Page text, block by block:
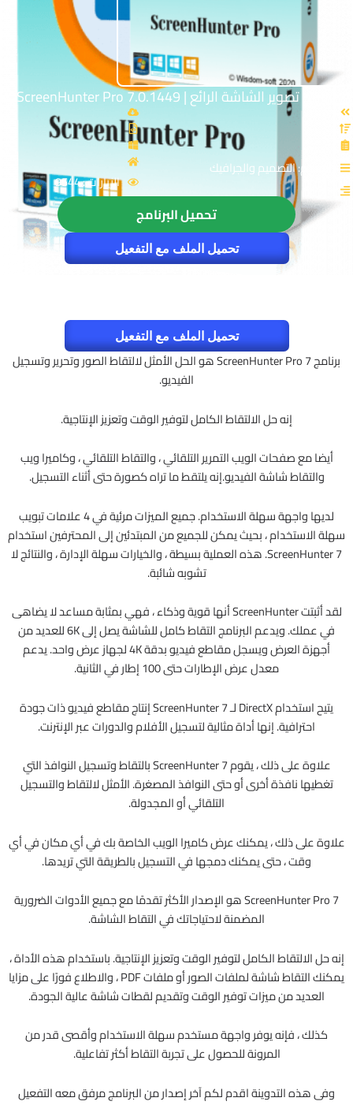
برنامج تصوير الشاشة الرائع | ScreenHunter Pro 7.0.1449
القسم: التصميم والجرافيك
الزيارات : 9544
تحميل البرنامج
تحميل الملف مع التفعيل
تحميل الملف مع التفعيل
برنامج
ScreenHunter Pro 7 هو الحل الأمثل لالتقاط الصور وتحرير وتسجيل
الفيديو.
إنه حل الالتقاط الكامل لتوفير الوقت وتعزيز الإنتاجية.
أيضا مع صفحات الويب التمرير التلقائي ، والتقاط التلقائي ، وكاميرا ويب
والتقاط شاشة الفيديو.إنه يلتقط ما تراه كصورة حتى أثناء التسجيل.
لديها واجهة سهلة الاستخدام.
جميع الميزات مرئية في 4 علامات تبويب
سهلة الاستخدام ، بحيث يمكن للجميع من المبتدئين إلى المحترفين استخدام
ScreenHunter 7. هذه العملية بسيطة ، والخيارات سهلة الإدارة ، والنتائج لا
تشوبه شائبة.
لقد أثبتت ScreenHunter أنها قوية وذكاء ، فهي بمثابة مساعد لا يضاهى
في عملك.
ويدعم البرنامج التقاط كامل للشاشة يصل إلى 6K للعديد من
أجهزة العرض ويسجل مقاطع فيديو بدقة 4K لجهاز عرض واحد.
يدعم
معدل عرض الإطارات حتى 100 إطار في الثانية.
يتيح استخدام DirectX لـ ScreenHunter 7 إنتاج مقاطع فيديو ذات جودة
احترافية.إنها أداة مثالية لتسجيل الأفلام والدورات عبر الإنترنت.
علاوة على ذلك ، يقوم ScreenHunter 7 بالتقاط وتسجيل النوافذ التي
تغطيها نافذة أخرى أو حتى النوافذ المصغرة.الأمثل لالتقاط والتسجيل
التلقائي أو المجدولة.
علاوة على ذلك ، يمكنك عرض كاميرا الويب الخاصة بك في أي مكان في أي
وقت ، حتى يمكنك دمجها في التسجيل بالطريقة التي تريدها.
ScreenHunter Pro 7 هو الإصدار الأكثر تقدمًا مع جميع الأدوات الضرورية
المضمنة لاحتياجاتك في التقاط الشاشة.
إنه حل الالتقاط الكامل لتوفير الوقت وتعزيز الإنتاجية.باستخدام هذه الأداة ،
يمكنك التقاط شاشة لملفات الصور أو ملفات PDF ، والاطلاع فورًا على مزايا
العديد من ميزات توفير الوقت وتقديم لقطات شاشة عالية الجودة.
كذلك ، فإنه يوفر واجهة مستخدم سهلة الاستخدام وأقصى قدر من
المرونة للحصول على تجربة التقاط أكثر تفاعلية.
وفى هذه التدوينة اقدم لكم آخر إصدار من البرنامج مرفق معه التفعيل